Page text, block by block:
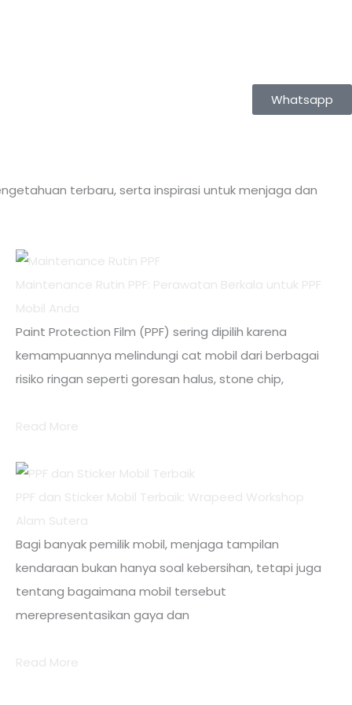
Whatsapp
terbaru, serta inspirasi untuk menjaga dan
Maintenance Rutin PPF: Perawatan Berkala untuk PPF
Mobil Anda
Paint Protection Film (PPF) sering dipilih karena
kemampuannya melindungi cat mobil dari berbagai
risiko ringan seperti goresan halus, stone chip,
Read More
PPF dan Sticker Mobil Terbaik: Wrapeed Workshop
Alam Sutera
Bagi banyak pemilik mobil, menjaga tampilan
kendaraan bukan hanya soal kebersihan, tetapi juga
tentang bagaimana mobil tersebut
merepresentasikan gaya dan
Read More